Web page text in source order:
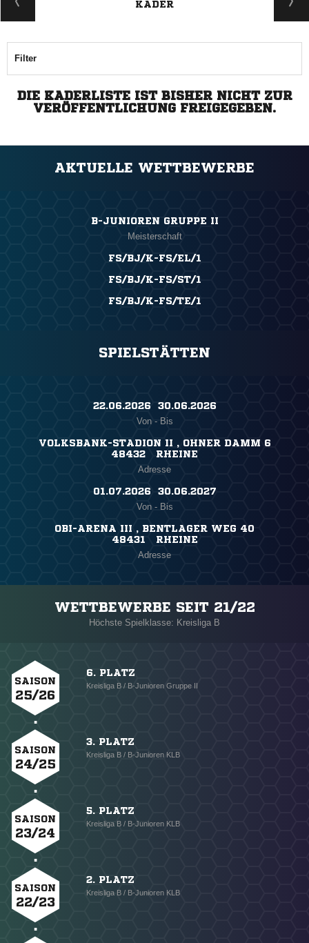
KADER
Filter
DIE KADERLISTE IST BISHER NICHT ZUR
VERÖFFENTLICHUNG FREIGEGEBEN.
AKTUELLE WETTBEWERBE
B-JUNIOREN GRUPPE II
Meisterschaft
FS/BJ/K-FS/EL/1
FS/BJ/K-FS/ST/1
FS/BJ/K-FS/TE/1
SPIELSTÄTTEN
22.06.2026 ​ 30.06.2026
Von - Bis
VOLKSBANK-STADION II , OHNER DAMM 6
48432 RHEINE
Adresse
01.07.2026 ​ 30.06.2027
Von - Bis
OBI-ARENA III , BENTLAGER WEG 40
48431 RHEINE
Adresse
WETTBEWERBE SEIT 21/22
Höchste Spielklasse: Kreisliga B
SAISON
25/26
6. PLATZ
Kreisliga B / B-Junioren Gruppe II
SAISON
24/25
3. PLATZ
Kreisliga B / B-Junioren KLB
SAISON
23/24
5. PLATZ
Kreisliga B / B-Junioren KLB
SAISON
22/23
2. PLATZ
Kreisliga B / B-Junioren KLB